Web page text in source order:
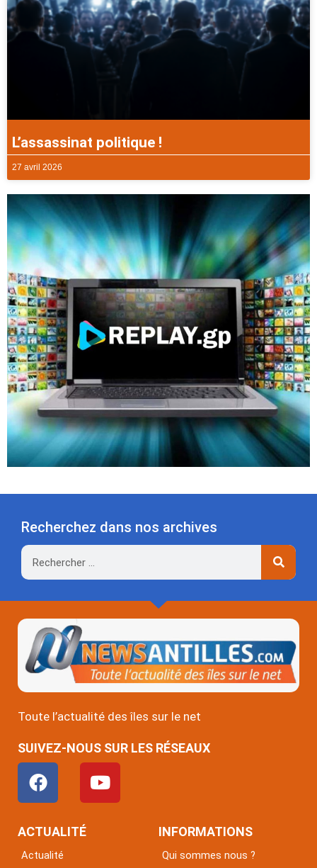
L’assassinat politique !
27 avril 2026
Recherchez dans nos archives
Rechercher
Toute l’actualité des îles sur le net
SUIVEZ-NOUS SUR LES RÉSEAUX
F
a
c
e
o
Y
o
u
ACTUALITÉ
Actualité
INFORMATIONS
Qui sommes nous ?